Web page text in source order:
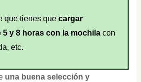
que tienes que cargar
5 y 8 horas con la mochilacon
etc.
una buena selección y